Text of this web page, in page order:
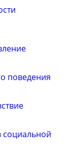
поведения
социальной